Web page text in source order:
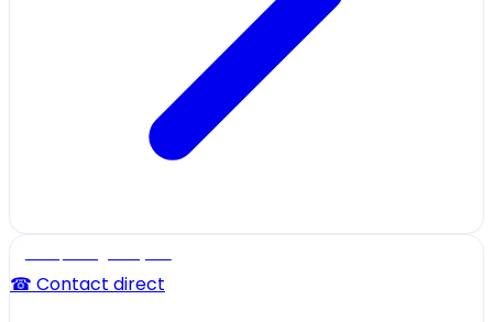
☎ Contact direct